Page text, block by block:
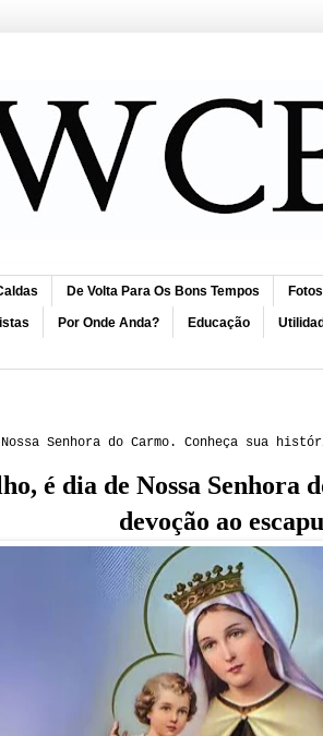
De Volta Para Os Bons Tempos
Por Onde Anda? Educação
Senhora do Carmo. Conheça sua
é dia de Nossa Senhora
devoção ao